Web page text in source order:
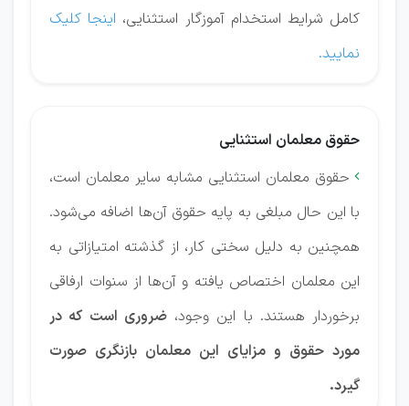
کامل شرایط استخدام آموزگار استثنایی، اینجا کلیک
نمایید.
حقوق معلمان استثنایی
 حقوق معلمان استثنایی مشابه سایر معلمان است،
با این حال مبلغی به پایه حقوق آن‌ها اضافه می‌شود.
همچنین به دلیل سختی کار، از گذشته امتیازاتی به
این معلمان اختصاص یافته و آن‌ها از سنوات ارفاقی
برخوردار هستند. با این وجود،ضروری است که در
مورد حقوق و مزایای این معلمان بازنگری صورت
گیرد.